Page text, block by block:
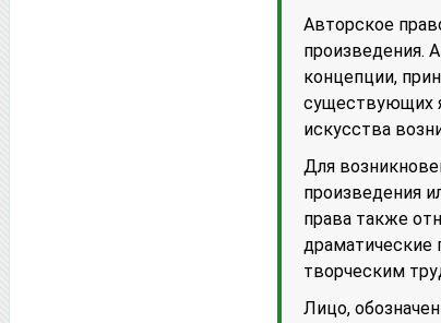
Авторское
произведения.
концепции,
существующих
искусства
Для
произведения
права также
драматические
творческим
Лицо,